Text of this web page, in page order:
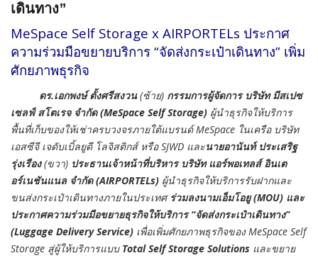
เดินทาง”
MeSpace Self Storage x AIRPORTELs ประกาศ
ความร่วมมือขยายบริการ “จัดส่งกระเป๋าเดินทาง” เพิ่ม
ศักยภาพธุรกิจ
ดร.เอกพงษ์ ตั้งศรีสงวน(ซ้าย) กรรมการผู้จัดการ บริษัท มีสเปซ
เซลฟ์ สโตเรจ จำกัด (MeSpace Self Storage) ผู้นำธุรกิจให้บริการ
พื้นที่เก็บของให้เช่าครบวงจรภายใต้แบรนด์ MeSpace ในเครือ บริษัท
เอสซีจี เจดับเบิ้ลยูดี โลจิสติกส์ หรือ SJWD และนายอานันท์ ประเสริฐ
รุ่งเรือง(ขวา) ประธานเจ้าหน้าที่บริหาร บริษัท แอร์พอเทลส์ อินเต
อร์เนชันแนล จำกัด (AIRPORTELs) ผู้นำธุรกิจให้บริการรับฝากและ
ขนส่งกระเป๋าเดินทางภายในประเทศร่วมลงนามเอ็มโอยู (MOU) และ
ประกาศความร่วมมือขยายธุรกิจให้บริการ “จัดส่งกระเป๋าเดินทาง”
(Luggage Delivery Service) เพื่อเพิ่มศักยภาพธุรกิจของ MeSpace Self
Storage สู่ผู้ให้บริการแบบ Total Self Storage Solutions และขยาย